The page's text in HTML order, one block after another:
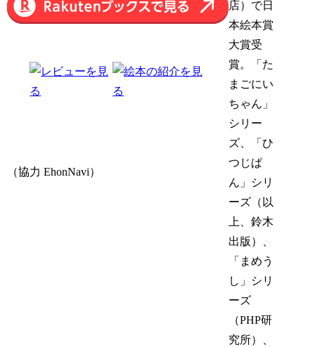
（協力 EhonNavi）
店）で日
本絵本賞
大賞受
賞。「た
まごにい
ちゃん」
シリー
ズ、「ひ
つじぱ
ん」シリ
ーズ（以
上、鈴木
出版）、
「まめう
し」シリ
ーズ
（PHP研
究所）、